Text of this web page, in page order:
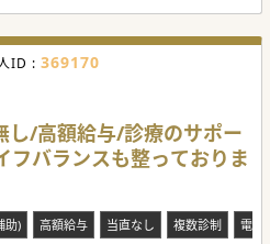
ID : 369170
し/高額給与/診療のサポー
バランスも整っておりま
助) 高額給与 当直なし 複数診制 電子